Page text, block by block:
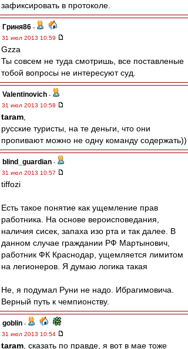
зафиксировать в протоколе.
Гриня86 -
31 июл 2013 10:59
Gzza
Ты совсем не туда смотришь, все поставленые
тобой вопросы не интересуют суд.
Valentinovich -
31 июл 2013 10:58
taram
русские туристы, на те деньги, что они
пропивают можно не одну команду содержать))
blind_guardian -
31 июл 2013 10:57
tiffozi
Есть такое понятие как ущемление прав
работника. На основе вероисповедания,
наличия сисек, запаха изо рта и так далее. В
данном случае граждании РФ Мартынович,
работник ФК Краснодар, ущемляется лимитом
на легионеров. Я думаю логика такая
Не, я подумал Руни не надо. Ибрагимовича.
Верный путь к чемпионству.
goblin -
31 июл 2013 10:54
taram , сказать по правде, я вот в мае тоже